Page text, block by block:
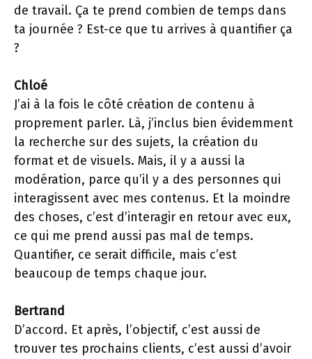
de travail. Ça te prend combien de temps dans
ta journée ? Est-ce que tu arrives à quantifier ça
?
Chloé
J’ai à la fois le côté création de contenu à
proprement parler. Là, j’inclus bien évidemment
la recherche sur des sujets, la création du
format et de visuels. Mais, il y a aussi la
modération, parce qu’il y a des personnes qui
interagissent avec mes contenus. Et la moindre
des choses, c’est d’interagir en retour avec eux,
ce qui me prend aussi pas mal de temps.
Quantifier, ce serait difficile, mais c’est
beaucoup de temps chaque jour.
Bertrand
D’accord. Et après, l’objectif, c’est aussi de
trouver tes prochains clients, c’est aussi d’avoir